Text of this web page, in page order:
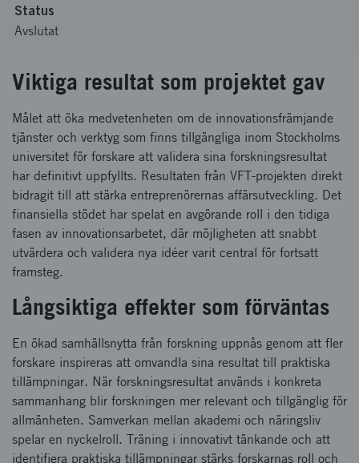
Status
Avslutat
Viktiga resultat som projektet gav
Målet att öka medvetenheten om de innovationsfrämjande
tjänster och verktyg som finns tillgängliga inom Stockholms
universitet för forskare att validera sina forskningsresultat
har definitivt uppfyllts. Resultaten från VFT-projekten direkt
bidragit till att stärka entreprenörernas affärsutveckling. Det
finansiella stödet har spelat en avgörande roll i den tidiga
fasen av innovationsarbetet, där möjligheten att snabbt
utvärdera och validera nya idéer varit central för fortsatt
framsteg.
Långsiktiga effekter som förväntas
En ökad samhällsnytta från forskning uppnås genom att fler
forskare inspireras att omvandla sina resultat till praktiska
tillämpningar. När forskningsresultat används i konkreta
sammanhang blir forskningen mer relevant och tillgänglig för
allmänheten. Samverkan mellan akademi och näringsliv
spelar en nyckelroll. Träning i innovativt tänkande och att
identifiera praktiska tillämpningar stärks forskarnas roll och